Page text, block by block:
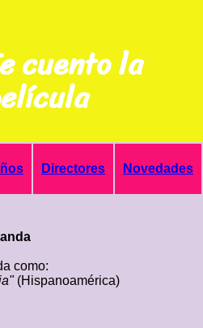
cuento la
Directores Novedades
como:
(Hispanoamérica)